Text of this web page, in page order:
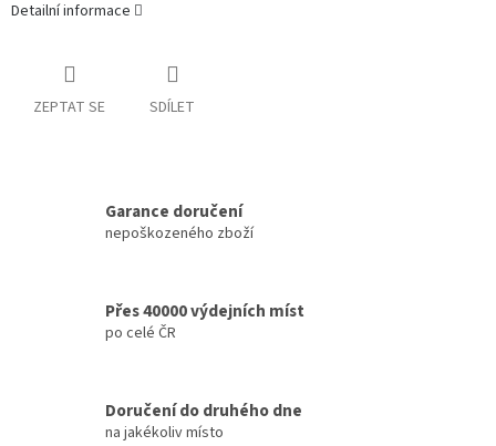
Detailní informace
ZEPTAT SE SDÍLET
Garance doručení
nepoškozeného zboží
Přes 40000 výdejních míst
po celé ČR
Doručení do druhého dne
na jakékoliv místo